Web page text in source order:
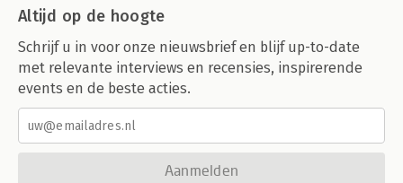
Altijd op de hoogte
Schrijf u in voor onze nieuwsbrief en blijf up-to-date
met relevante interviews en recensies, inspirerende
events en de beste acties.
Aanmelden